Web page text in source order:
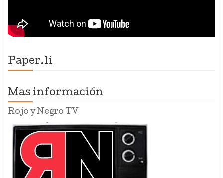
Paper.li
Mas información
Rojo y Negro TV